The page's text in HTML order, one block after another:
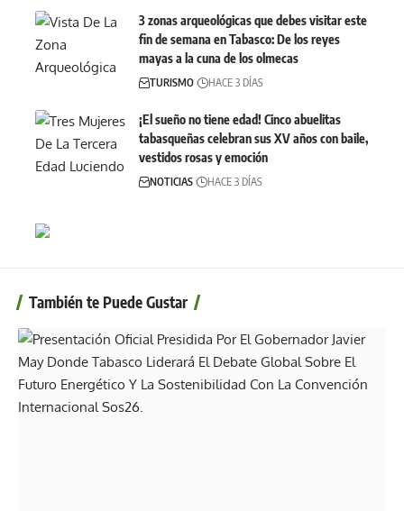
3 zonas arqueológicas que debes visitar este
fin de semana en Tabasco: De los reyes
mayas a la cuna de los olmecas
TURISMO HACE 3 DÍAS
¡El sueño no tiene edad! Cinco abuelitas
tabasqueñas celebran sus XV años con baile,
vestidos rosas y emoción
NOTICIAS HACE 3 DÍAS
También te Puede Gustar